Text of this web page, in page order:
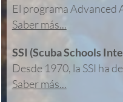
El programa Advanced
Saber más...
SSI (Scuba Schools
Desde 1970, la SSI ha
Saber más...